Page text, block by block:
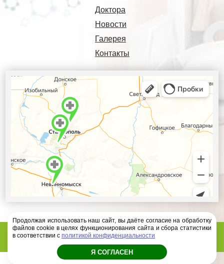
Доктора
Новости
Галерея
Контакты
Диагностический центр Ателлас - 2026 год
Продолжая использовать наш сайт, вы даёте согласие на обработку
файлов cookie в целях функционирования сайта и сбора статистики
в соответствии с политикой конфиденциальности
Я СОГЛАСЕН